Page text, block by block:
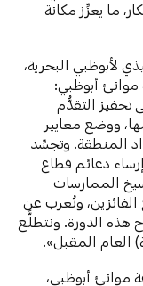
ما يعزِّز مكانة
لأبوظبي البحرية،
أبوظبي:
تحفيز التقدُّم
ووضع معايير
المنطقة. وتجسِّد
دعائم قطاع
الممارسات
ونُعرب عن
هذه الدورة. ونتطلَّع
العام المقبل».
موانئ أبوظبي،